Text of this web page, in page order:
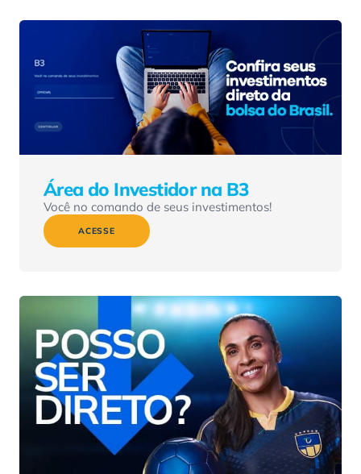
Área do Investidor na B3
Você no comando de seus investimentos!
ACESSE